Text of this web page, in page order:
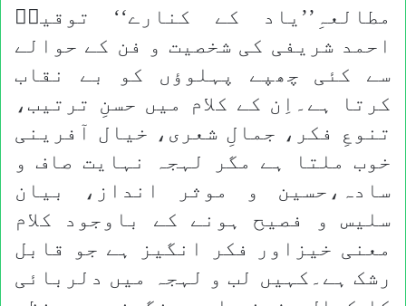
مطالعہِ’’یاد کے کنارے‘‘ توقیرؔ
احمد شریفی کی شخصیت و فن کے حوالے
سے کئی چھپے پہلوؤں کو بے نقاب
کرتا ہے۔اِن کے کلام میں حسنِ ترتیب،
تنوعِ فکر، جمالِ شعری، خیال آفرینی
خوب ملتا ہے مگر لہجہ نہایت صاف و
سادہ،حسین و موثر انداز، بیان
سلیس و فصیح ہونے کے باوجود کلام
معنی خیزاور فکر انگیز ہے جو قابل
رشک ہے۔کہیں لب و لہجہ میں دلربائی